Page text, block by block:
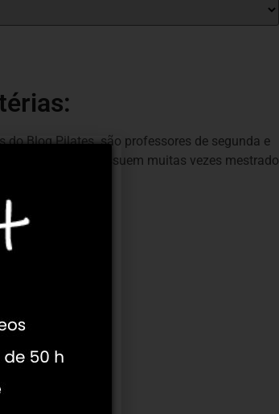
do Blog Pilates são professores de segunda e
meio e que possuem muitas vezes mestrado